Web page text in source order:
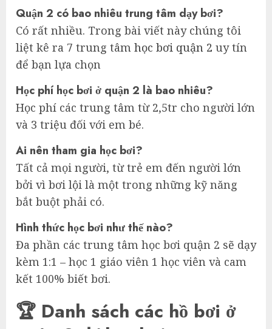
Quận 2 có bao nhiêu trung tâm dạy bơi?
Có rất nhiều. Trong bài viết này chúng tôi
liệt kê ra 7 trung tâm học bơi quận 2 uy tín
để bạn lựa chọn
Học phí học bơi ở quận 2 là bao nhiêu?
Học phí các trung tâm từ 2,5tr cho người lớn
và 3 triệu đối với em bé.
Ai nên tham gia học bơi?
Tất cả mọi người, từ trẻ em đến người lớn
bởi vì bơi lội là một trong những kỹ năng
bắt buột phải có.
Hình thức học bơi như thế nào?
Đa phần các trung tâm học bơi quận 2 sẽ dạy
kèm 1:1 – học 1 giáo viên 1 học viên và cam
kết 100% biết bơi.
🏆 Danh sách các hồ bơi ở